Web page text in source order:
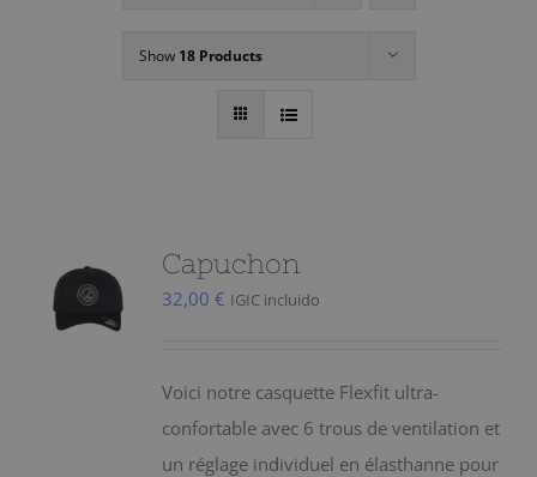
Show 18 Products
Capuchon
32,00 € IGIC incluido
Voici notre casquette Flexfit ultra-
confortable avec 6 trous de ventilation et
un réglage individuel en élasthanne pour